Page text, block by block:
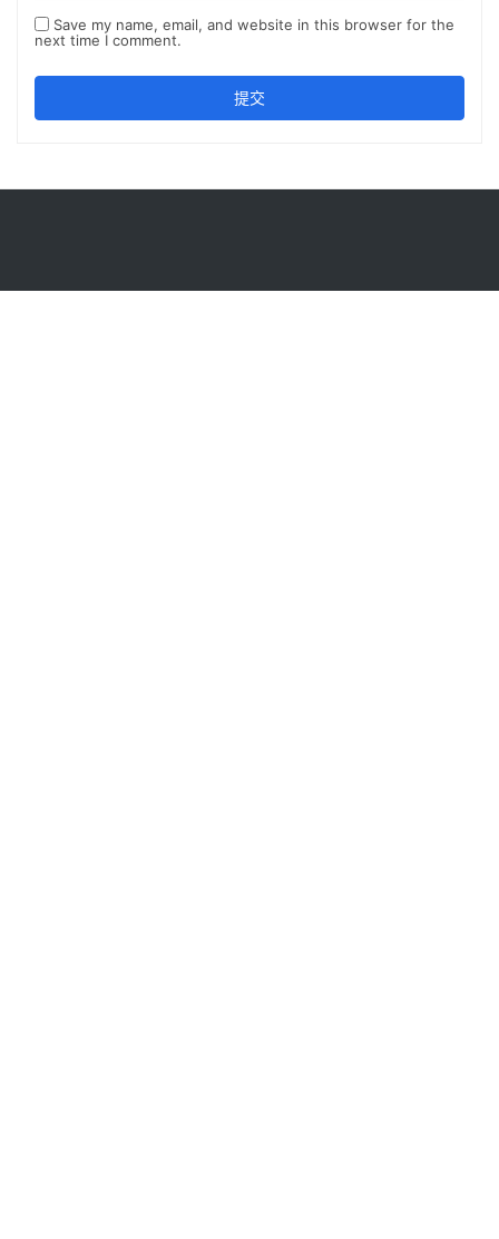
Save my name, email, and website in this browser for the
next time I comment.
提交